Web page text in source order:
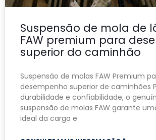
Suspensão de mola de
FAW premium para
superior do caminhão
Suspensão de molas FAW Premium
desempenho superior de caminhões
durabilidade e confiabilidade, o
suspensão de molas FAW garante
ideal da carga e